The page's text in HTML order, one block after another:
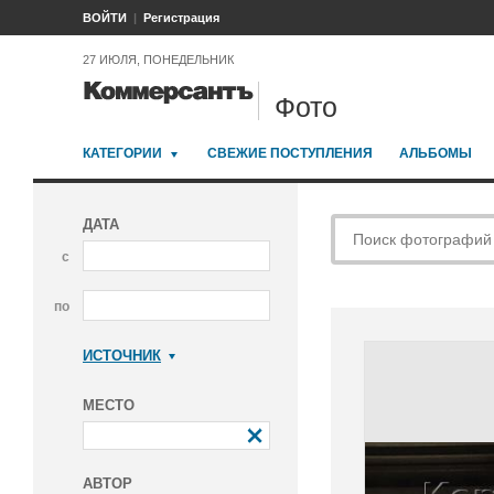
ВОЙТИ Регистрация
27 ИЮЛЯ, ПОНЕДЕЛЬНИК
Фото
КАТЕГОРИИ СВЕЖИЕ ПОСТУПЛЕНИЯ АЛЬБОМЫ
ДАТА
с
по
ИСТОЧНИК
МЕСТО
АВТОР